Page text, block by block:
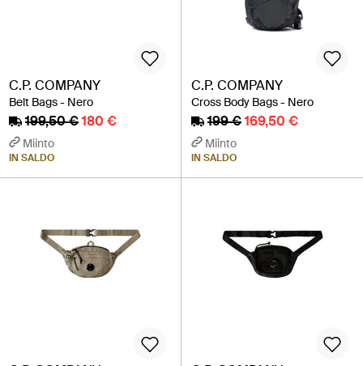
C.P. COMPANY
Belt Bags - Nero
199,50 €180 €
Miinto
IN SALDO
C.P. COMPANY
Cross Body Bags - Nero
199 €169,50 €
Miinto
IN SALDO